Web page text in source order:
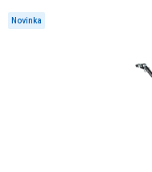
produktu
je
Novinka